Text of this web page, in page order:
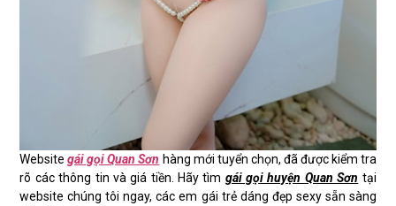
Websitegái gọi Quan Sơn hàng mới tuyển chọn, đã được kiểm tra
rõ các thông tin và giá tiền. Hãy tìm gái gọi huyện Quan Sơn tại
website chúng tôi ngay, các em gái trẻ dáng đẹp sexy sẵn sàng